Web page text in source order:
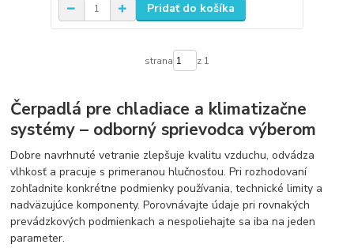
Pridať do košíka
strana z 1
Čerpadlá pre chladiace a klimatizačne
systémy – odborný sprievodca výberom
Dobre navrhnuté vetranie zlepšuje kvalitu vzduchu, odvádza
vlhkosť a pracuje s primeranou hlučnosťou. Pri rozhodovaní
zohľadnite konkrétne podmienky používania, technické limity a
nadväzujúce komponenty. Porovnávajte údaje pri rovnakých
prevádzkových podmienkach a nespoliehajte sa iba na jeden
parameter.